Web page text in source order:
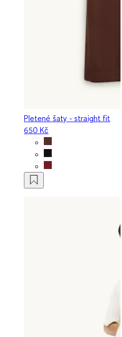
Pletené šaty - straight fit
650 Kč